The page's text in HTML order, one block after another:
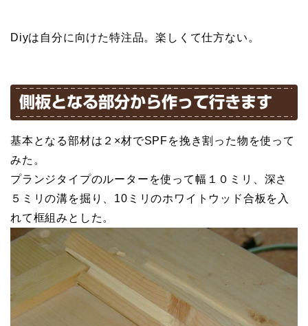
Diyは自分に向けた特注品。楽しくて仕方ない。
側板となる部分から作って行きます
基本となる部材は２×材でSPFを挽き割った物を使って
みた。
プランジタイプのルーターを使って幅１０ミリ、深さ
５ミリの溝を掘り、10ミリのホワイトウッド合板を入
れて框組みとした。